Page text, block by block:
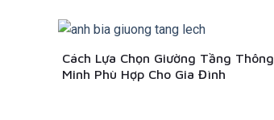
Cách Lựa Chọn Giường Tầng Thông
Minh Phù Hợp Cho Gia Đình